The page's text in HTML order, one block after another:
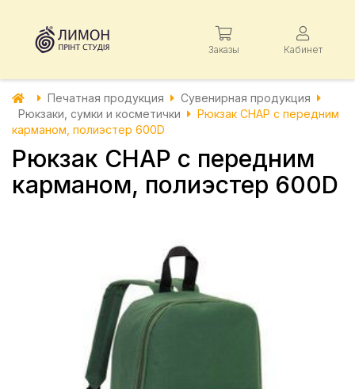
Заказы Кабинет
Печатная продукция
Сувенирная продукция
Рюкзаки, сумки и косметички
Рюкзак CHAP с передним
карманом, полиэстер 600D
Рюкзак CHAP с передним
карманом, полиэстер 600D